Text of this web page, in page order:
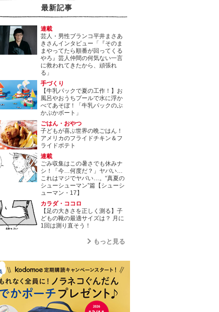
最新記事
連載
芸人・男性ブランコ平井まさあ
きさんインタビュー「『そのま
まやってたら順番が回ってくる
やろ』芸人仲間の何気ない一言
に救われてきたから、頑張れ
る」
手づくり
【牛乳パックで夏の工作！】お
風呂やおうちプールで水に浮か
べてあそぼ！「牛乳パックのぷ
かぷかボート」
ごはん・おやつ
子どもが喜ぶ世界の晩ごはん！
アメリカのフライドチキン＆フ
ライドポテト
連載
ごみ収集はこの暑さでも休みナ
シ！「今…何度だ？」ヤバい…
これはマジでヤバい…。“真夏の
シューシューマン”篇【シューシ
ューマン・17】
カラダ・ココロ
【足の大きさを正しく測る】子
どもの靴の最適サイズは？ 月に
1回は測り直そう！
もっと見る